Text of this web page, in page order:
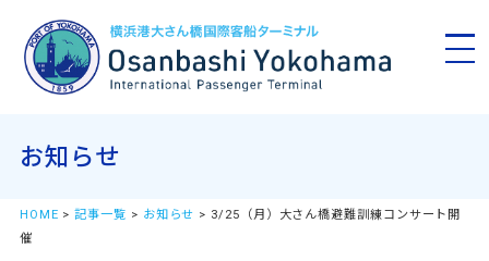
お知らせ
HOME >記事一覧 > お知らせ > 3/25（月）大さん橋避難訓練コンサート開
催